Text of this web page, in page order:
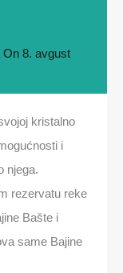
On 8. avgust
kristalno
i
njega.
rezervatu reke
Bašte i
same Bajine